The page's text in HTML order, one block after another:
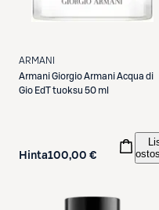
ARMANI
ArmaniGiorgio Armani Acqua di
Gio EdT tuoksu 50 ml
Hinta100,00 €